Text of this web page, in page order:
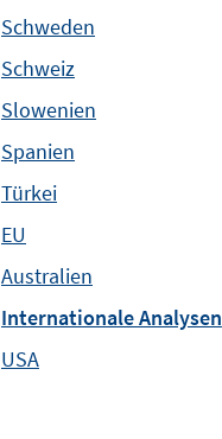
Schweden
Schweiz
Slowenien
Spanien
Türkei
EU
Australien
Internationale Analysen
USA